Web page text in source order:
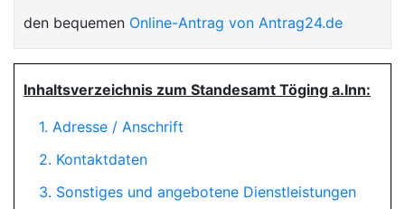
den bequemen Online-Antrag von Antrag24.de
Inhaltsverzeichnis zum Standesamt Töging a.Inn:
1. Adresse / Anschrift
2. Kontaktdaten
3. Sonstiges und angebotene Dienstleistungen